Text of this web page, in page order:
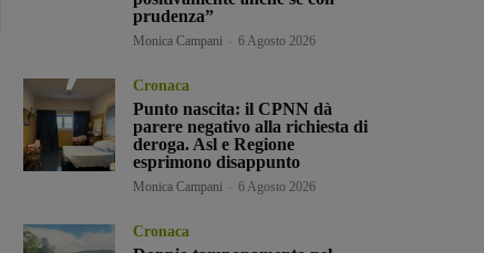
prudenza”
Monica Campani 6 Agosto 2026
Cronaca
Punto nascita: il CPNN dà
parere negativo alla richiesta di
deroga. Asl e Regione
esprimono disappunto
Monica Campani 6 Agosto 2026
Cronaca